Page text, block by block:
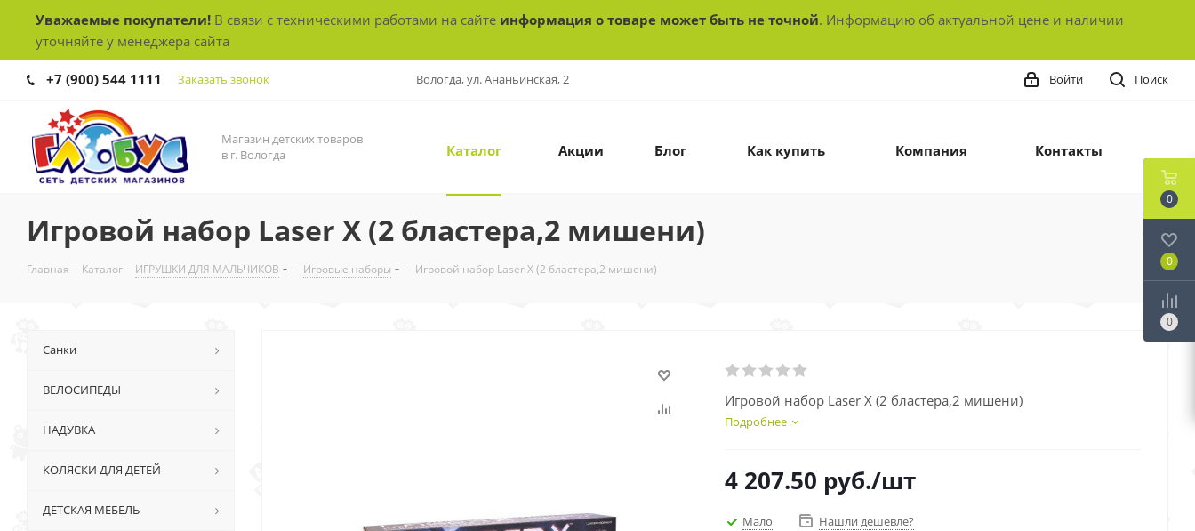
Уважаемые покупатели! В связи с техническими работами на сайте информация о товаре может быть не точной. Информацию об актуальной цене и наличии
уточняйте у менеджера сайта
+7 (900) 544 1111 Заказать звонок Вологда, ул. Ананьинская, 2 Поиск
Войти
Магазин детских товаров
в г. Вологда
Каталог Акции Блог Как купить Компания Контакты
Игровой набор Laser X (2 бластера,2 мишени)
Главная - Каталог - ИГРУШКИ ДЛЯ МАЛЬЧИКОВ - Игровые наборы - Игровой набор Laser X (2 бластера,2 мишени)
Игровой набор Laser X (2 бластера,2 мишени)
Подробнее
4 207.50 руб./шт
Мало Нашли дешевле?
Санки
ВЕЛОСИПЕДЫ
НАДУВКА
КОЛЯСКИ ДЛЯ ДЕТЕЙ
ДЕТСКАЯ МЕБЕЛЬ
0
0
0